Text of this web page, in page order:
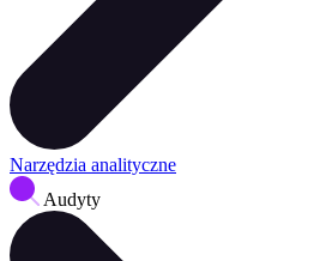
Narzędzia analityczne
Audyty